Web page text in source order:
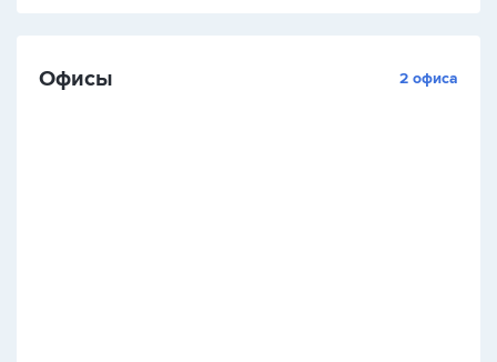
Офисы 2 офиса